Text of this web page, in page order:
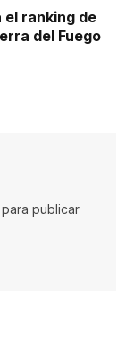
el ranking de
del Fuego
para publicar